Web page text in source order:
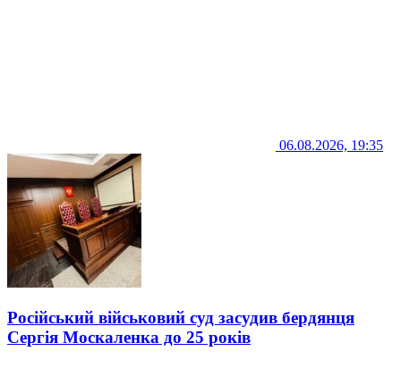
06.08.2026, 19:35
Російський військовий суд засудив бердянця
Сергія Москаленка до 25 років